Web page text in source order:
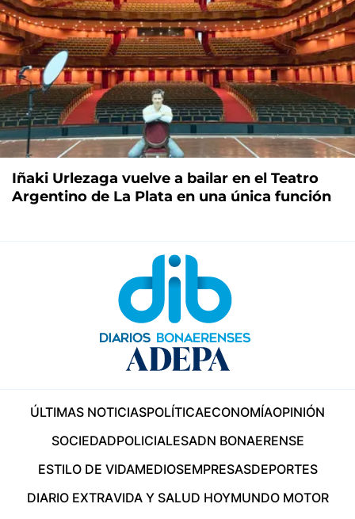
Iñaki Urlezaga vuelve a bailar en el Teatro
Argentino de La Plata en una única función
ÚLTIMAS NOTICIASPOLÍTICAECONOMÍAOPINIÓN
SOCIEDADPOLICIALESADN BONAERENSE
ESTILO DE VIDAMEDIOSEMPRESASDEPORTES
DIARIO EXTRAVIDA Y SALUD HOYMUNDO MOTOR